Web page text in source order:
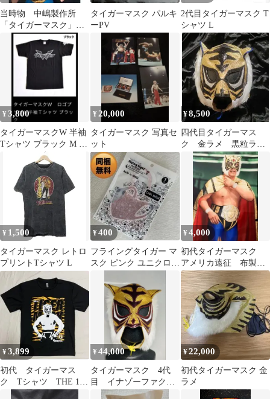
当時物 中嶋製作所
「タイガーマスク」
ソフビ スタンダード
サイズ
タイガーマスク パルキ
ーPV
2代目タイガーマスク T
シャツ L
¥3,800
タイガーマスクW 半袖
Tシャツ ブラック M 新
品未開封タグ付き
¥ 20,000
タイガーマスク 写真セ
ット
¥8,500
四代目タイガーマス
ク 金ラメ 黒粒ラメ
合皮縁取
¥ 1,500
タイガーマスク レトロ
プリントTシャツ L
¥400
フライングタイガー マ
スク ピンク ユニクロ
でしょうか
¥4,000
初代タイガーマスク
アメリカ遠征 布製バ
ナー
¥3,899
初代 タイガーマス
ク Tシャツ THE 1st
TIGER MASK ブラック
¥44,000
タイガーマスク 4代
目 イナゾーファクト
リー製
¥22,000
初代タイガーマスク 金
ラメ